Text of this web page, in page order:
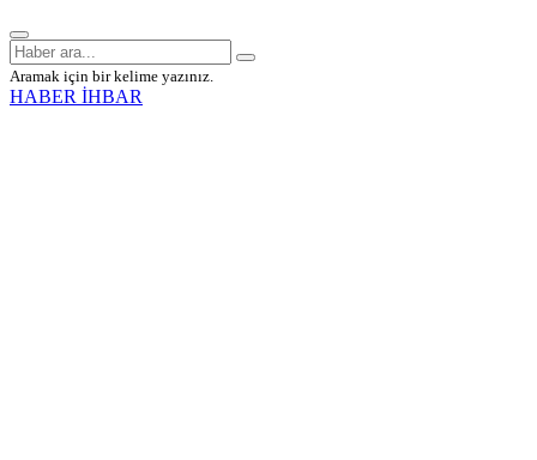
Aramak için bir kelime yazınız.
HABER İHBAR